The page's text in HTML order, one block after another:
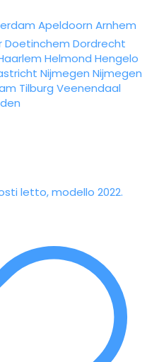
Apeldoorn Arnhem
Doetinchem Dordrecht
Helmond Hengelo
Nijmegen Nijmegen
Tilburg Veenendaal
letto, modello 2022.